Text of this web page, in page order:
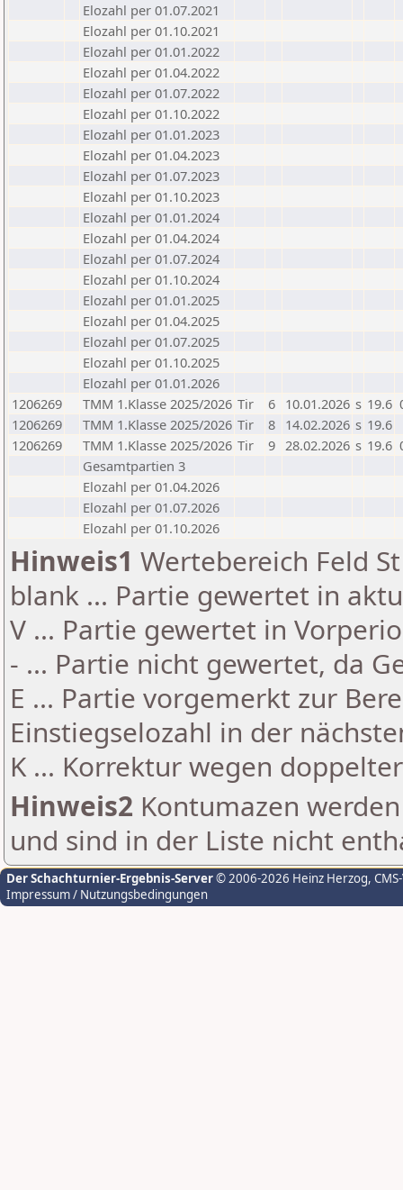
Elozahl per 01.07.2021
Elozahl per 01.10.2021
Elozahl per 01.01.2022
Elozahl per 01.04.2022
Elozahl per 01.07.2022
Elozahl per 01.10.2022
Elozahl per 01.01.2023
Elozahl per 01.04.2023
Elozahl per 01.07.2023
Elozahl per 01.10.2023
Elozahl per 01.01.2024
Elozahl per 01.04.2024
Elozahl per 01.07.2024
Elozahl per 01.10.2024
Elozahl per 01.01.2025
Elozahl per 01.04.2025
Elozahl per 01.07.2025
Elozahl per 01.10.2025
Elozahl per 01.01.2026
1206269
TMM 1.Klasse 2025/2026 Tir 6 10.01.2026 s 19.6
1206269
TMM 1.Klasse 2025/2026 Tir 8 14.02.2026 s 19.6
1206269
TMM 1.Klasse 2025/2026 Tir 9 28.02.2026 s 19.6
Gesamtpartien 3
Elozahl per 01.04.2026
Elozahl per 01.07.2026
Elozahl per 01.10.2026
Hinweis1 Wertebereich Feld
blank ... Partie gewertet in
V ... Partie gewertet in
- ... Partie nicht gewertet, da
E ... Partie vorgemerkt zur
Einstiegselozahl in der
K ... Korrektur wegen
Hinweis2 Kontumazen
und sind in der Liste nicht
Der Schachturnier-Ergebnis-Server© 2006-2026 Heinz Herzog,
Impressum / Nutzungsbedingungen